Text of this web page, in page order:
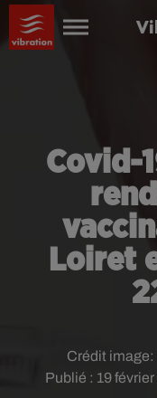
Covid-
Loiret
Publié : 19
Crédit image: